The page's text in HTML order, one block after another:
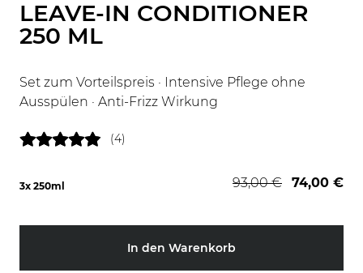
LEAVE-IN CONDITIONER
250 ML
Set zum Vorteilspreis · Intensive Pflege ohne
Ausspülen · Anti-Frizz Wirkung
(4)
93,00 € 74,00 €
3x 250ml
In den Warenkorb